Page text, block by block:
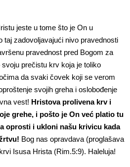
jeste u tome što je On u
taj zadovoljavajući nivo pravednosti
pravednost pred Bogom za
prečistu krv koja je toliko
da svaki čovek koji se verom
svojih greha i oslobođenje
vest! Hristova prolivena krv i
grehe, i pošto je On već platio tu
oprosti i ukloni našu krivicu kada
Bog nas opravdava (proglašava
Isusa Hrista (Rim.5:9). Haleluja!